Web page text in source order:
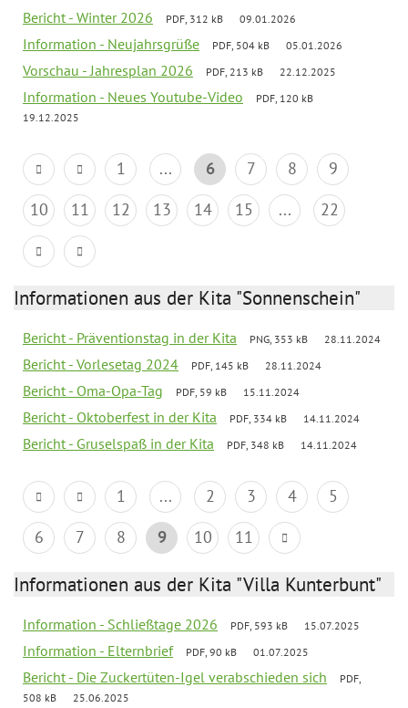
Bericht - Winter 2026 PDF, 312 kB 09.01.2026
Information - Neujahrsgrüße PDF, 504 kB 05.01.2026
Vorschau - Jahresplan 2026 PDF, 213 kB 22.12.2025
Information - Neues Youtube-Video
PDF, 120 kB
19.12.2025
1 ... 6 7 8
9
10
11 12 13 14 15 ... 22
Informationen aus der Kita "Sonnenschein"
Bericht - Präventionstag in der Kita PNG, 353 kB 28.11.2024
Bericht - Vorlesetag 2024 PDF, 145 kB 28.11.2024
Bericht - Oma-Opa-Tag PDF, 59 kB 15.11.2024
Bericht - Oktoberfest in der Kita PDF, 334 kB 14.11.2024
Bericht - Gruselspaß in der Kita PDF, 348 kB 14.11.2024
1 ... 2 3 4
5
6
7 8 9 10 11
Informationen aus der Kita "Villa Kunterbunt"
Information - Schließtage 2026 PDF, 593 kB 15.07.2025
Information - Elternbrief PDF, 90 kB 01.07.2025
Bericht - Die Zuckertüten-Igel verabschieden sich
PDF,
508 kB
25.06.2025